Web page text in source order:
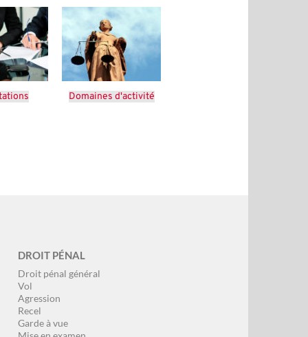
Domaines d'activité
DROIT PÉNAL
Droit pénal général
Vol
Agression
Recel
Garde à vue